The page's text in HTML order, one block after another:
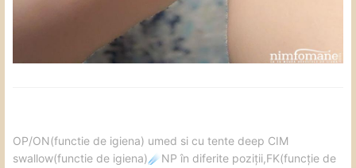
️OP/ON(functie de igiena) umed si cu tente deep CIM
swallow(functie de igiena)☄️ NP în diferite poziții,FK(funcție de